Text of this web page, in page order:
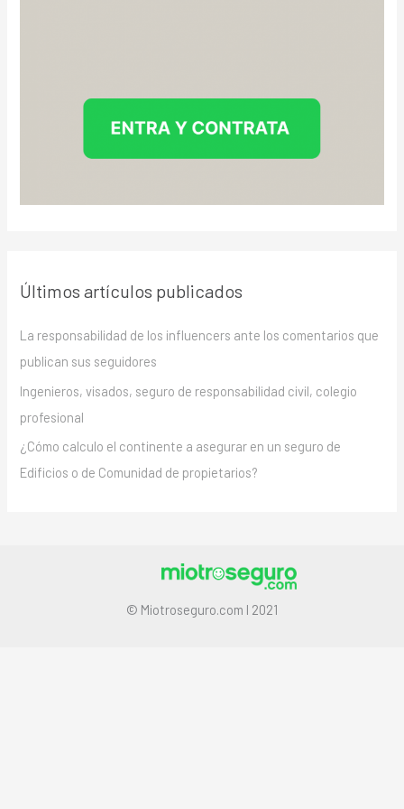
Últimos artículos publicados
La responsabilidad de los influencers ante los comentarios que
publican sus seguidores
Ingenieros, visados, seguro de responsabilidad civil, colegio
profesional
¿Cómo calculo el continente a asegurar en un seguro de
Edificios o de Comunidad de propietarios?
© Miotroseguro.com I 2021